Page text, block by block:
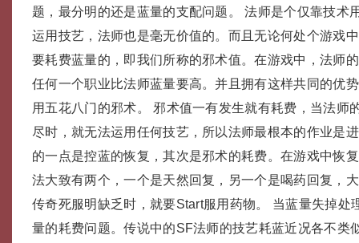
题，最分明的还是蓝量的支配问题。 法师是个仅靠技术
运用技艺，法师也是毫无价值的。而且无论何处个游戏
要耗费蓝量的，即我们所称的邪术值。在游戏中，法师
任何一个职业比法师蓝量要高。并且拥有这样共同的优
用五花八门的邪术。 邪术值一有发生就有耗费，当法师
尽时，就无法运用任何技艺，所以法师最根本的作业是
的一点是控蓝的恢复，其次是邪术的耗费。在游戏中恢
法大致有两个，一个是天然回复，另一个是喝药回复，
传奇死服明缺乏时，就要Start服用药物。 当蓝量失掉处
量的耗费问题。传说中的SF法师的技艺耗蓝近况各不类